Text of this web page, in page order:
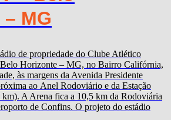
MG
de propriedade do Clube Atlético
Horizonte – MG, no Bairro Califórnia,
às margens da Avenida Presidente
ao Anel Rodoviário e da Estação
A Arena fica a 10,5 km da Rodoviária
de Confins. O projeto do estádio